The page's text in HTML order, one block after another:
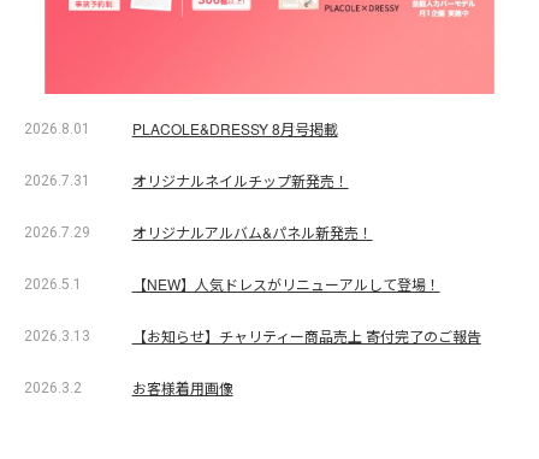
2026.8.01 PLACOLE&DRESSY 8月号掲載
2026.7.31 オリジナルネイルチップ新発売！
2026.7.29 オリジナルアルバム&パネル新発売！
2026.5.1 【NEW】人気ドレスがリニューアルして登場！
2026.3.13 【お知らせ】チャリティー商品売上 寄付完了のご報告
2026.3.2 お客様着用画像